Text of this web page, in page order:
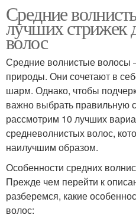
Средние
лучших стрижек
волос
Средние волнистые волосы
природы. Они сочетают в
шарм. Однако, чтобы
важно выбрать правильную
рассмотрим 10 лучших
средневолнистых волос,
наилучшим образом.
Особенности средних
Прежде чем перейти к
разберемся, какие
волос: